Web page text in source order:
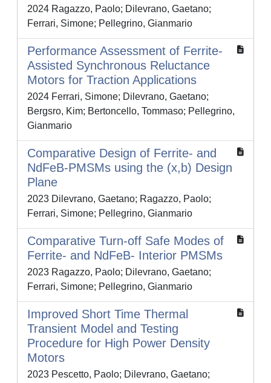
2024 Ragazzo, Paolo; Dilevrano, Gaetano;
Ferrari, Simone; Pellegrino, Gianmario
Performance Assessment of Ferrite-
Assisted Synchronous Reluctance
Motors for Traction Applications
2024 Ferrari, Simone; Dilevrano, Gaetano;
Bergsro, Kim; Bertoncello, Tommaso; Pellegrino,
Gianmario
Comparative Design of Ferrite- and
NdFeB-PMSMs using the (x,b) Design
Plane
2023 Dilevrano, Gaetano; Ragazzo, Paolo;
Ferrari, Simone; Pellegrino, Gianmario
Comparative Turn-off Safe Modes of
Ferrite- and NdFeB- Interior PMSMs
2023 Ragazzo, Paolo; Dilevrano, Gaetano;
Ferrari, Simone; Pellegrino, Gianmario
Improved Short Time Thermal
Transient Model and Testing
Procedure for High Power Density
Motors
2023 Pescetto, Paolo; Dilevrano, Gaetano;